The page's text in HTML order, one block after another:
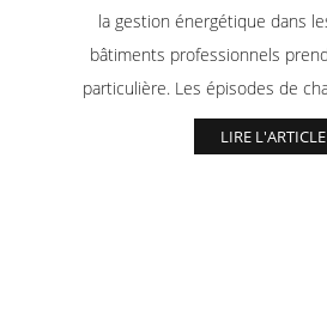
la gestion énergétique dans
bâtiments professionnels
particulière. Les épisodes de
LIRE L'ARTICLE